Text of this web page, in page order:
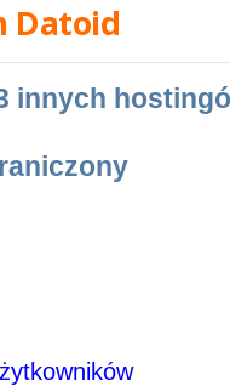
Datoid
innych